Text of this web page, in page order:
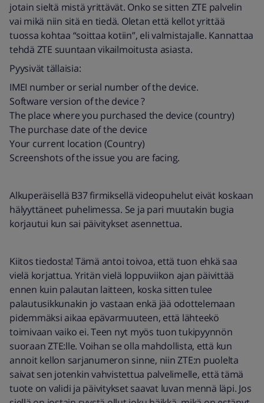
jotain sieltä mistä yrittävät. Onko se sitten ZTE palvelin
vai mikä niin sitä en tiedä. Oletan että kellot yrittää
tuossa kohtaa “soittaa kotiin”, eli valmistajalle. Kannattaa
tehdä ZTE suuntaan vikailmoitusta asiasta.
Pyysivät tällaisia:
IMEI number or serial number of the device.
Software version of the device ?
The place where you purchased the device (country)
The purchase date of the device
Your current location (Country)
Screenshots of the issue you are facing.
Alkuperäisellä B37 firmiksellä videopuhelut eivät koskaan
hälyyttäneet puhelimessa. Se ja pari muutakin bugia
korjautui kun sai päivitykset asennettua.
Kiitos tiedosta! Tämä antoi toivoa, että tuon ehkä saa
vielä korjattua. Yritän vielä loppuviikon ajan päivittää
ennen kuin palautan laitteen, koska sitten tulee
palautusikkunakin jo vastaan enkä jää odottelemaan
pidemmäksi aikaa epävarmuuteen, että lähteekö
toimivaan vaiko ei. Teen nyt myös tuon tukipyynnön
suoraan ZTE:lle. Voihan se olla mahdollista, että kun
annoit kellon sarjanumeron sinne, niin ZTE:n puolelta
saivat sen jotenkin vahvistettua palvelimelle, että tämä
tuote on validi ja päivitykset saavat luvan mennä läpi. Jos